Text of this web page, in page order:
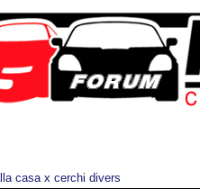
casa x cerchi divers